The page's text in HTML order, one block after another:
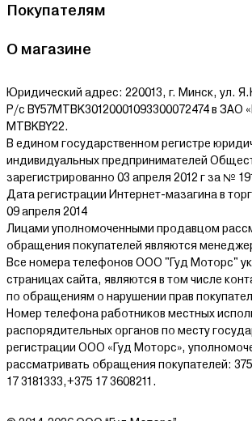
Покупателям
О магазине
Юридический адрес: 220013, г. Минск, ул.
Р/с BY57MTBK30120001093300072474 в ЗАО
MTBKBY22.
В едином государственном регистре
индивидуальных предпринимателей
зарегистрированно 03 апреля 2012 г за №
Дата регистрации Интернет-мазагина в
09 апреля 2014
Лицами уполномоченными продавцом
обращения покупателей являются
Все номера телефонов ООО "Гуд Моторс"
страницах сайта, являются в том числе
по обращениям о нарушении прав
Номер телефона работников местных
распорядительных органов по месту
регистрации ООО «Гуд Моторс»,
рассматривать обращения покупателей:
17 3181333,+375 17 3608211.